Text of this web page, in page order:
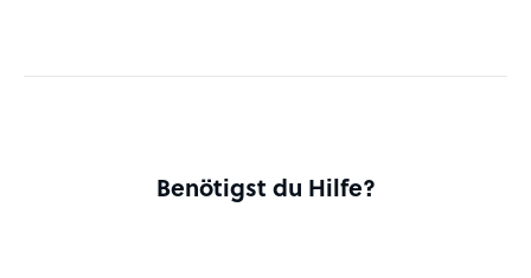
Benötigst du Hilfe?